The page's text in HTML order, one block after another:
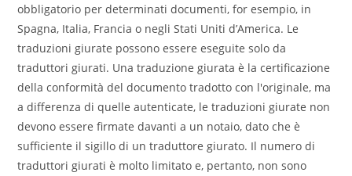
obbligatorio per determinati documenti, for esempio, in
Spagna, Italia, Francia o negli Stati Uniti d’America. Le
traduzioni giurate possono essere eseguite solo da
traduttori giurati. Una traduzione giurata è la certificazione
della conformità del documento tradotto con l'originale, ma
a differenza di quelle autenticate, le traduzioni giurate non
devono essere firmate davanti a un notaio, dato che è
sufficiente il sigillo di un traduttore giurato. Il numero di
traduttori giurati è molto limitato e, pertanto, non sono